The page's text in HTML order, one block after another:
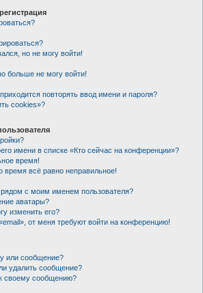
но не могу войти!
больше не могу войти!
повторять ввод имени и пароля?
cookies»?
имени в списке «Кто сейчас на конференции»?
время!
время всё равно неправильное!
с моим именем пользователя?
аватары?
изменить его?
от меня требуют войти на конференцию!
или сообщение?
удалить сообщение?
своему сообщению?